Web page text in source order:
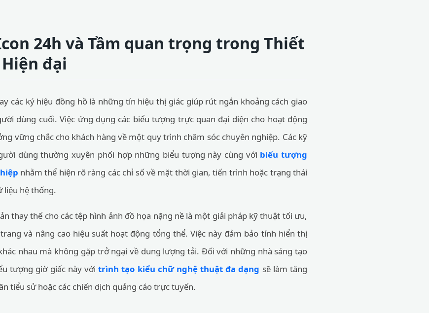
24h và Tầm quan trọng trong Thiết
đại
các ký hiệu đồng hồ là những tín hiệu thị giác giúp rút ngắn khoảng cách giao
dùng cuối. Việc ứng dụng các biểu tượng trực quan đại diện cho hoạt động
vững chắc cho khách hàng về một quy trình chăm sóc chuyên nghiệp. Các kỹ
dùng thường xuyên phối hợp những biểu tượng này cùng với biểu tượng
nhằm thể hiện rõ ràng các chỉ số về mặt thời gian, tiến trình hoặc trạng thái
liệu hệ thống.
thay thế cho các tệp hình ảnh đồ họa nặng nề là một giải pháp kỹ thuật tối ưu,
và nâng cao hiệu suất hoạt động tổng thể. Việc này đảm bảo tính hiển thị
nhau mà không gặp trở ngại về dung lượng tải. Đối với những nhà sáng tạo
tượng giờ giấc này vớitrình tạo kiểu chữ nghệ thuật đa dạng sẽ làm tăng
tiểu sử hoặc các chiến dịch quảng cáo trực tuyến.